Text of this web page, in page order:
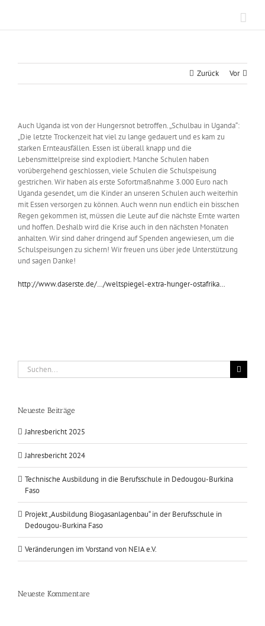
springen
Zurück Vor
Auch Uganda ist von der Hungersnot betroffen. „Schulbau in Uganda“:
„Die letzte Trockenzeit hat viel zu lange gedauert und es kam zu
starken Ernteausfällen. Essen ist überall knapp und die
Lebensmittelpreise sind explodiert. Manche Schulen haben
vorübergehend geschlossen, viele Schulen die Schulspeisung
gestrichen. Wir haben als erste Sofortmaßnahme 3.000 Euro nach
Uganda gesendet, um die Kinder an unseren Schulen auch weiterhin
mit Essen versorgen zu können. Auch wenn nun endlich ein bisschen
Regen gekommen ist, müssen die Leute auf die nächste Ernte warten
und hoffen. Deshalb wird die Krise auch in den nächsten Monaten
anhalten. Wir sind daher dringend auf Spenden angewiesen, um die
Schulspeisungen zu sichern! Wir freuen uns über jede Unterstützung
und sagen Danke!
http://www.daserste.de/…/weltspiegel-extra-hunger-ostafrika…
Suche
nach:
Neueste Beiträge
Jahresbericht 2025
Jahresbericht 2024
Technische Ausbildung in die Berufsschule in Dedougou-Burkina
Faso
Projekt „Ausbildung Biogasanlagenbau“ in der Berufsschule in
Dedougou-Burkina Faso
Veränderungen im Vorstand von NEIA e.V.
Neueste Kommentare